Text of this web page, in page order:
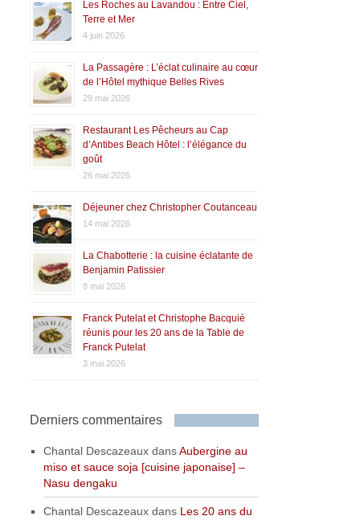
Les Roches au Lavandou : Entre Ciel,
Terre et Mer
4 juin 2026
La Passagère : L’éclat culinaire au cœur
de l’Hôtel mythique Belles Rives
29 mai 2026
Restaurant Les Pêcheurs au Cap
d’Antibes Beach Hôtel : l’élégance du
goût
26 mai 2026
Déjeuner chez Christopher Coutanceau
14 mai 2026
La Chabotterie : la cuisine éclatante de
Benjamin Patissier
8 mai 2026
Franck Putelat et Christophe Bacquié
réunis pour les 20 ans de la Table de
Franck Putelat
3 mai 2026
Derniers commentaires
Chantal Descazeaux dansAubergine au
miso et sauce soja [cuisine japonaise] –
Nasu dengaku
Chantal Descazeaux dans Les 20 ans du